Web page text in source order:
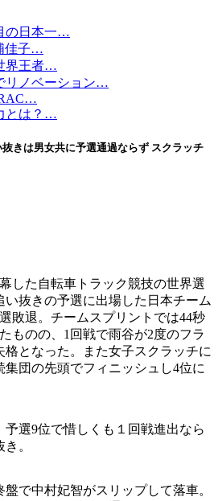
の日本一…
佳子…
界王者…
リノベーション…
とは？…
きは男女共に予選通過ならず スクラッチ
した自転車トラック競技の世界選
抜きの予選に出場した日本チーム
敗退。チームスプリントでは44秒
ものの、1回戦で雨谷が2度のフラ
格となった。また女子スクラッチに
団の先頭でフィニッシュし4位に
選9位で惜しくも１回戦進出なら
。
で中村妃智がスリップして落車。